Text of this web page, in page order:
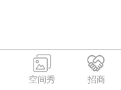
空间秀 招商